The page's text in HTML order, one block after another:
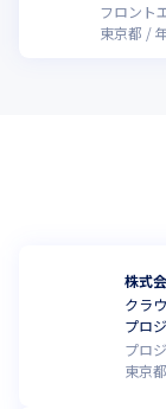
フロント
東京都
株式
クラ
プロ
プロ
東京都